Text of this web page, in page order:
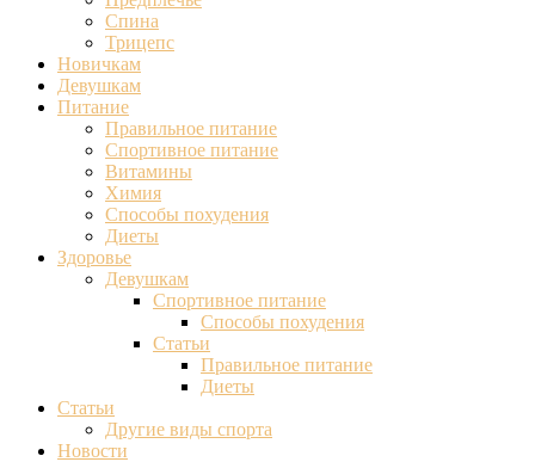
Спина
Трицепс
Новичкам
Девушкам
Питание
Правильное питание
Спортивное питание
Витамины
Химия
Способы похудения
Диеты
Здоровье
Девушкам
Спортивное питание
Способы похудения
Статьи
Правильное питание
Диеты
Статьи
Другие виды спорта
Новости